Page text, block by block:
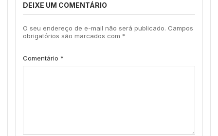
DEIXE UM COMENTÁRIO
O seu endereço de e-mail não será publicado. Campos
obrigatórios são marcados com *
Comentário *